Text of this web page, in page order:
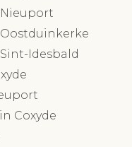
Idesbald
Coxyde